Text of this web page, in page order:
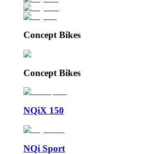
Concept Bikes
Concept Bikes
NQiX 150
NQi Sport